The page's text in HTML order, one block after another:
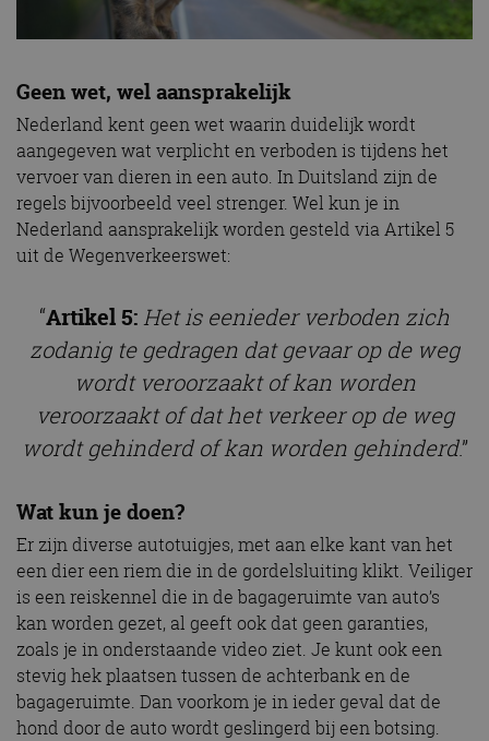
Geen wet, wel aansprakelijk
Nederland kent geen wet waarin duidelijk wordt
aangegeven wat verplicht en verboden is tijdens het
vervoer van dieren in een auto. In Duitsland zijn de
regels bijvoorbeeld veel strenger. Wel kun je in
Nederland aansprakelijk worden gesteld via Artikel 5
uit de Wegenverkeerswet:
“Artikel 5: Het is eenieder verboden zich
zodanig te gedragen dat gevaar op de weg
wordt veroorzaakt of kan worden
veroorzaakt of dat het verkeer op de weg
wordt gehinderd of kan worden gehinderd.”
Wat kun je doen?
Er zijn diverse autotuigjes, met aan elke kant van het
een dier een riem die in de gordelsluiting klikt. Veiliger
is een reiskennel die in de bagageruimte van auto’s
kan worden gezet, al geeft ook dat geen garanties,
zoals je in onderstaande video ziet. Je kunt ook een
stevig hek plaatsen tussen de achterbank en de
bagageruimte. Dan voorkom je in ieder geval dat de
hond door de auto wordt geslingerd bij een botsing.